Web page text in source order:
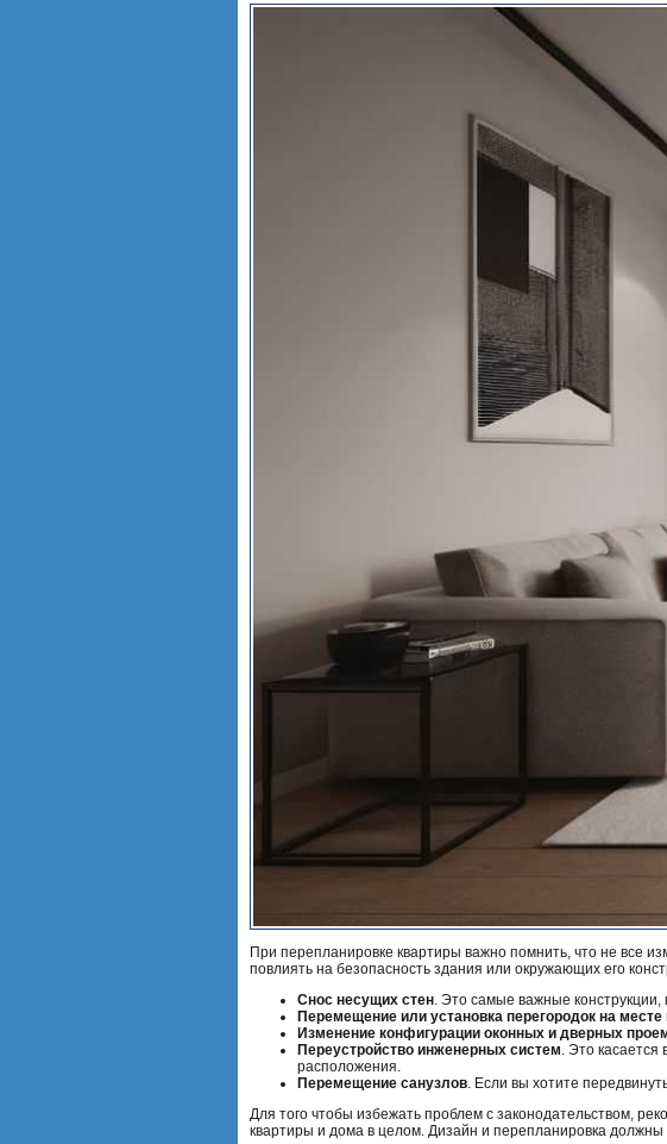
При перепланировке квартиры важно помнить, что не все
повлиять на безопасность здания или окружающих его
Снос несущих стен. Это самые важные
Перемещение или установка перегородок на месте
Изменение конфигурации оконных и дверных
Переустройство инженерных систем. Это касается
расположения.
Перемещение санузлов. Если вы хотите
Для того чтобы избежать проблем с законодательством,
квартиры и дома в целом. Дизайн и перепланировка